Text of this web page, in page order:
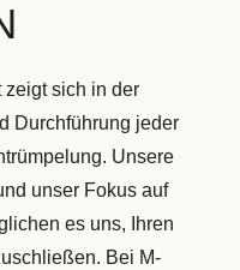
sich in der
Durchführung jeder
Unsere
unser Fokus auf
es uns, Ihren
Bei M-